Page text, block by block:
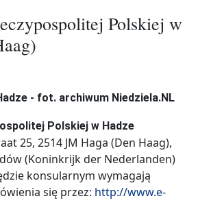
Polskiej w
Polskiej w Hadze
25, 2514 JM Haga (Den Haag),
(Koninkrijk der Nederlanden)
konsularnym wymagają
się przez: http://www.e-